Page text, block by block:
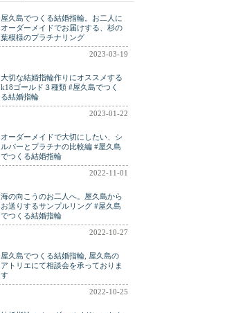
屋久島でつくる結婚指輪。お二人に
オーダーメイドでお届けする、杉の
葉模様のプラチナリング
2023-03-19
大切な結婚指輪作りにオススメする
k18ゴールド３種類 #屋久島でつく
る結婚指輪
2023-01-22
オーダーメイドで大切にしたい、シ
ルバーとプラチナの比較編 #屋久島
でつくる結婚指輪
2022-11-01
海の向こうのお二人へ。屋久島から
お送りするサンプルリング #屋久島
でつくる結婚指輪
2022-10-27
屋久島でつくる結婚指輪, 屋久島の
アトリエにて相談会を承っておりま
す
2022-10-25